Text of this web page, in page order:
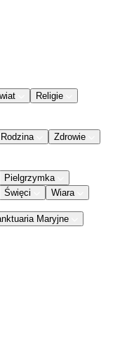
Religie
Rodzina
Zdrowie
Pielgrzymka
Święci Wiara
Maryjne